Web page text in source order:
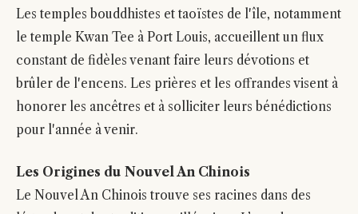
Les temples bouddhistes et taoïstes de l'île, notamment
le temple Kwan Tee à Port Louis, accueillent un flux
constant de fidèles venant faire leurs dévotions et
brûler de l'encens. Les prières et les offrandes visent à
honorer les ancêtres et à solliciter leurs bénédictions
pour l'année à venir.
Les Origines du Nouvel An Chinois
Le Nouvel An Chinois trouve ses racines dans des